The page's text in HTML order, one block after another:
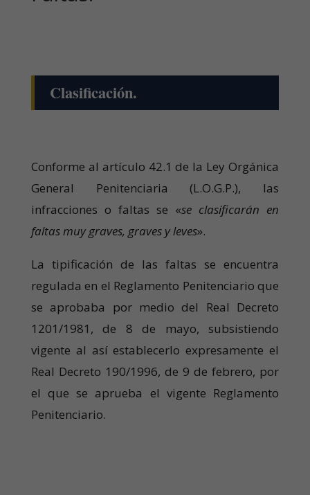
Clasificación.
Conforme al artículo 42.1 de la Ley Orgánica
General Penitenciaria (L.O.G.P.), las
infracciones o faltas se «se clasificarán en
faltas muy graves, graves y leves».
La tipificación de las faltas se encuentra
regulada en el Reglamento Penitenciario que
se aprobaba por medio del Real Decreto
1201/1981, de 8 de mayo, subsistiendo
vigente al así establecerlo expresamente el
Real Decreto 190/1996, de 9 de febrero, por
el que se aprueba el vigente Reglamento
Penitenciario.